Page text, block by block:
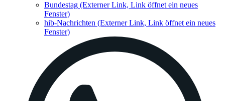
Bundestag (Externer Link, Link öffnet ein neues
Fenster)
hib-Nachrichten (Externer Link, Link öffnet ein neues
Fenster)